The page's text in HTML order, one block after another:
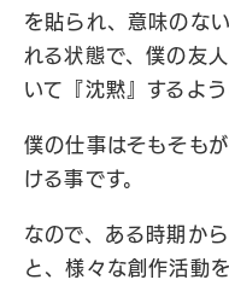
を貼られ、意味のな
れる状態で、僕の友
いて『沈黙』するよ
僕の仕事はそもそも
ける事です。
なので、ある時期か
と、様々な創作活動を